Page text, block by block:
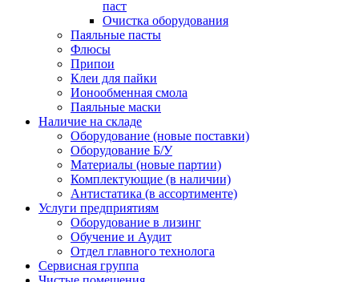
паст
Очистка оборудования
Паяльные пасты
Флюсы
Припои
Клеи для пайки
Ионообменная смола
Паяльные маски
Наличие на складе
Оборудование (новые поставки)
Оборудование Б/У
Материалы (новые партии)
Комплектующие (в наличии)
Антистатика (в ассортименте)
Услуги предприятиям
Оборудование в лизинг
Обучение и Аудит
Отдел главного технолога
Сервисная группа